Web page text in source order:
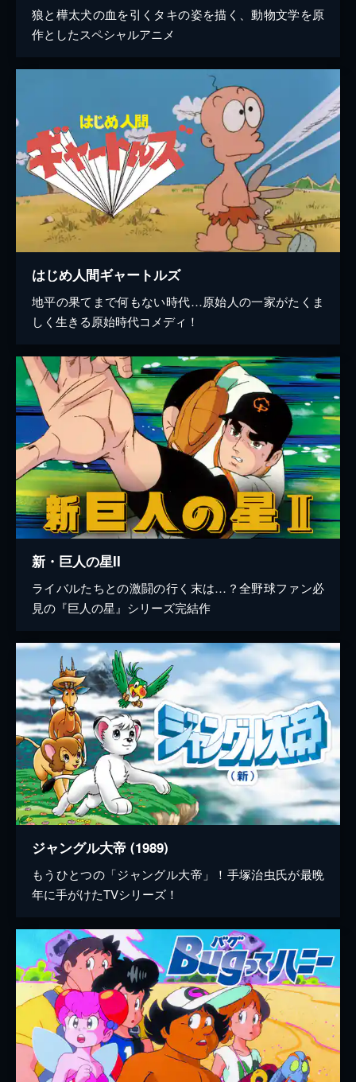
狼と樺太犬の血を引くタキの姿を描く、動物文学を原
作としたスペシャルアニメ
はじめ人間ギャートルズ
地平の果てまで何もない時代…原始人の一家がたくま
しく生きる原始時代コメディ！
新・巨人の星II
ライバルたちとの激闘の行く末は…？全野球ファン必
見の『巨人の星』シリーズ完結作
ジャングル大帝 (1989)
もうひとつの「ジャングル大帝」！手塚治虫氏が最晩
年に手がけたTVシリーズ！